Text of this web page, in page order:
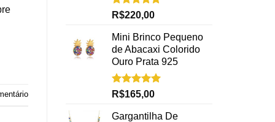
Avaliação
R$220,00
Mini Brinco Pequeno
de Abacaxi Colorido
Ouro Prata 925
Avaliação
R$165,00
Gargantilha De